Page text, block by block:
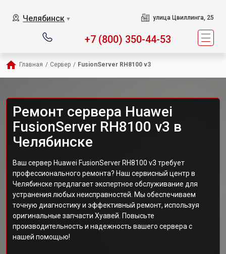
Челябинск ▼ улица Цвиллинга, 25
+7 (800) 350-44-53
Главная / Сервер / FusionServer RH8100 v3
Ремонт сервера Huawei
FusionServer RH8100 v3 в
Челябинске
Ваш сервер Huawei FusionServer RH8100 v3 требует
профессионального ремонта? Наш сервисный центр в
Челябинске предлагает экспертное обслуживание для
устранения любых неисправностей. Мы обеспечиваем
точную диагностику и эффективный ремонт, используя
оригинальные запчасти Хуавей. Повысьте
производительность и надежность вашего сервера с
нашей помощью!